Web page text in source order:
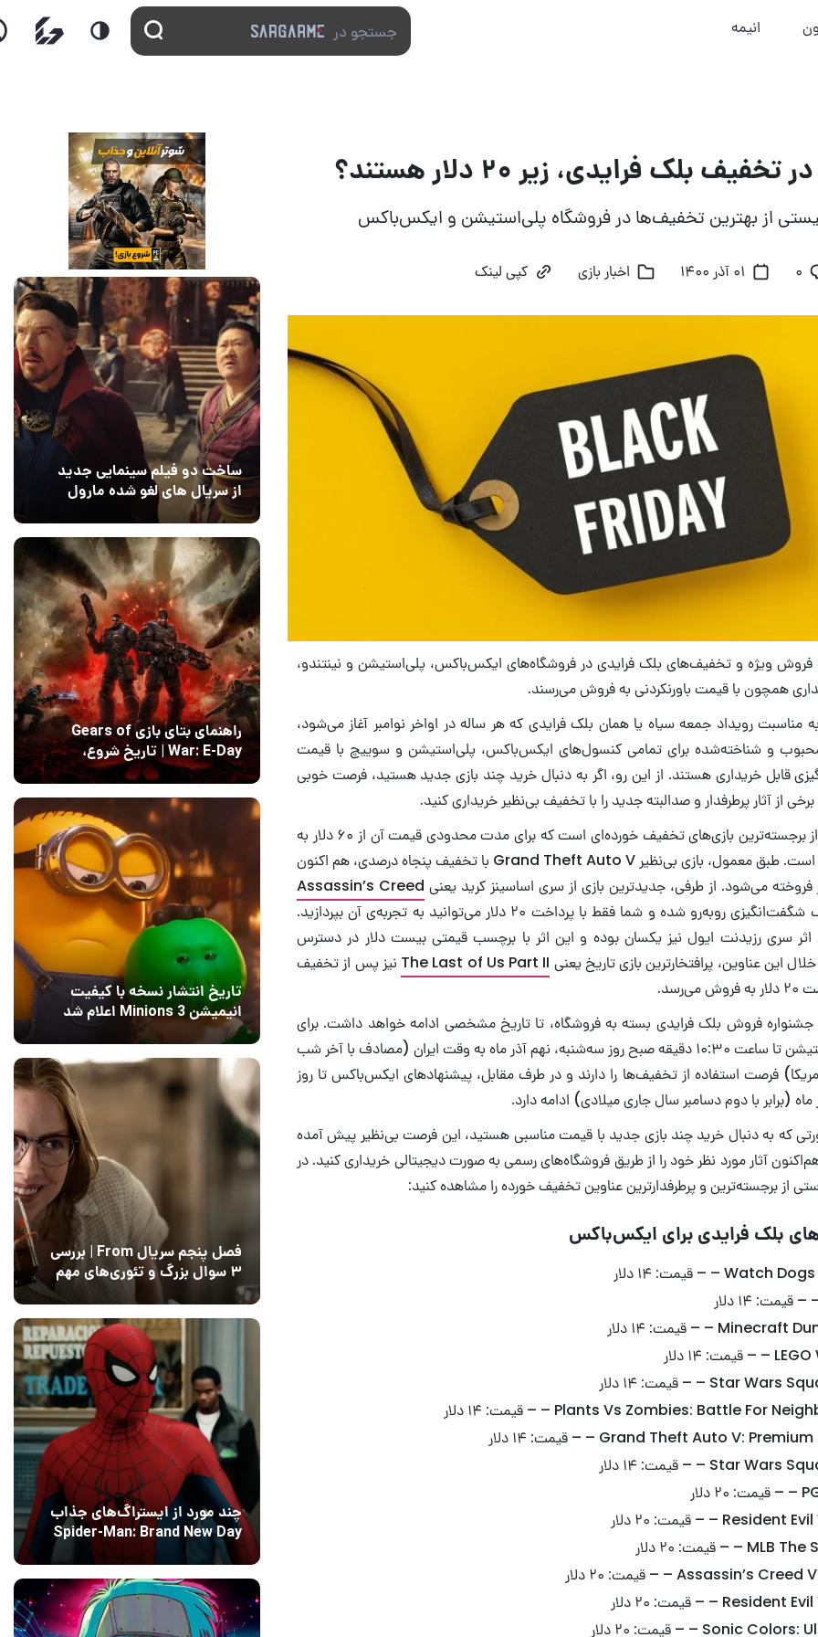
انیمه
بلک فرایدی، زیر ۲۰ دلار هستند؟
از بهترین تخفیف‌ها در فروشگاه پلی‌استیشن و ایکس‌باکس
۰ 01 آذر 1400 اخبار بازی کپی لینک
فروش ویژه و تخفیف‌های بلک فرایدی در فروشگاه‌های ایکس‌باکس، پلی‌استیشن و نینتندو،
همچون با قیمت باورنکردنی به فروش می‌رسند.
مناسبت رویداد جمعه سیاه یا همان بلک فرایدی که هر ساله در اواخر نوامبر آغاز می‌شود،
و شناخته‌شده برای تمامی کنسول‌های ایکس‌باکس، پلی‌استیشن و سوییچ با قیمت
قابل خریداری هستند. از این رو، اگر به دنبال خرید چند بازی جدید هستید، فرصت خوبی
برخی از آثار پرطرفدار و صدالبته جدید را با تخفیف بی‌نظیر خریداری کنید.
یکی از برجسته‌ترین بازی‌های تخفیف خورده‌ای است که برای مدت محدودی قیمت آن از ۶۰ دلار به
۱۴ دلار کاهش یافته است. طبق معمول، بازی بی‌نظیر Grand Theft Auto V با تخفیف پنجاه درصدی، هم اکنون
فروخته می‌شود. از طرفی، جدیدترین بازی از سری اساسینز کرید یعنی Assassin’s Creed
با تخفیف شگفت‌انگیزی روبه‌رو شده و شما فقط با پرداخت ۲۰ دلار می‌توانید به تجربه‌ی آن بپردازید.
اثر سری رزیدنت ایول نیز یکسان بوده و این اثر با برچسب قیمتی بیست دلار در دسترس
خلال این عناوین، پرافتخارترین بازی تاریخ یعنی The Last of Us Part II نیز پس از تخفیف
جشنواره فروش بلک فرایدی بسته به فروشگاه، تا تاریخ مشخصی ادامه خواهد داشت. برای
مثال، کاربران پلی استیشن تا ساعت ۱۰:۳۰ دقیقه صبح روز سه‌شنبه، نهم آذر ماه به وقت ایران (مصادف با آخر شب
آمریکا) فرصت استفاده از تخفیف‌ها را دارند و در طرف مقابل، پیشنهادهای ایکس‌باکس تا روز
(برابر با دوم دسامبر سال جاری میلادی) ادامه دارد.
که به دنبال خرید چند بازی جدید با قیمت مناسبی هستید، این فرصت بی‌نظیر پیش آمده
آثار مورد نظر خود را از طریق فروشگاه‌های رسمی به صورت دیجیتالی خریداری کنید. در
از برجسته‌ترین و پرطرفدارترین عناوین تخفیف خورده را مشاهده کنید:
بلک فرایدی برای ایکس‌باکس
14 مرداد 1405
ساخت دو فیلم سینمایی جدید
از سریال های لغو شده مارول
۰
راهنمای بتای بازی Gears of
War: E-Day | تاریخ‌ شروع،
محتواها و نحوه دسترسی
تاریخ انتشار نسخه با کیفیت
انیمیشن Minions 3 اعلام شد
فصل پنجم سریال From | بررسی
۳ سوال بزرگ و تئوری‌های مهم
12 مرداد 1405
چند مورد از ایستراگ‌های جذاب
Spider-Man: Brand New Day
فاش شدند
۰